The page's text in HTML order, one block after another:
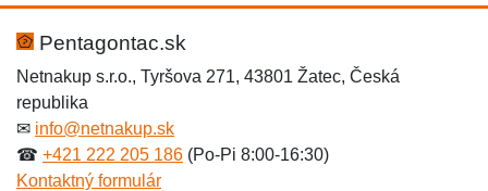
Hodnotenie:
Meno:*
Meno:
E-mail:*
Pentagontac.sk
Netnakup s.r.o., Tyršova 271, 43801 Žatec, Česká
republika
✉ info@netnakup.sk
☎ +421 222 205 186 (Po-Pi 8:00-16:30)
Kontaktný formulár